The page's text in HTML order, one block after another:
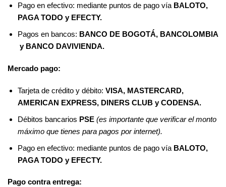
Pago en efectivo: mediante puntos de pago vía BALOTO,
PAGA TODO y EFECTY.
Pagos en bancos: BANCO DE BOGOTÁ, BANCOLOMBIA
y BANCO DAVIVIENDA.
Mercado pago:
Tarjeta de crédito y débito: VISA, MASTERCARD,
AMERICAN EXPRESS, DINERS CLUB y CODENSA.
Débitos bancarios PSE (es importante que verificar el monto
máximo que tienes para pagos por internet).
Pago en efectivo: mediante puntos de pago vía BALOTO,
PAGA TODO y EFECTY.
Pago contra entrega: